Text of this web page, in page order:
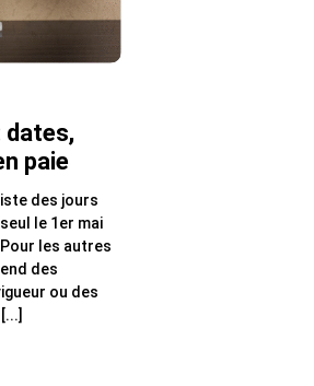
dates,
paie
des jours
le 1er mai
les autres
des
ou des